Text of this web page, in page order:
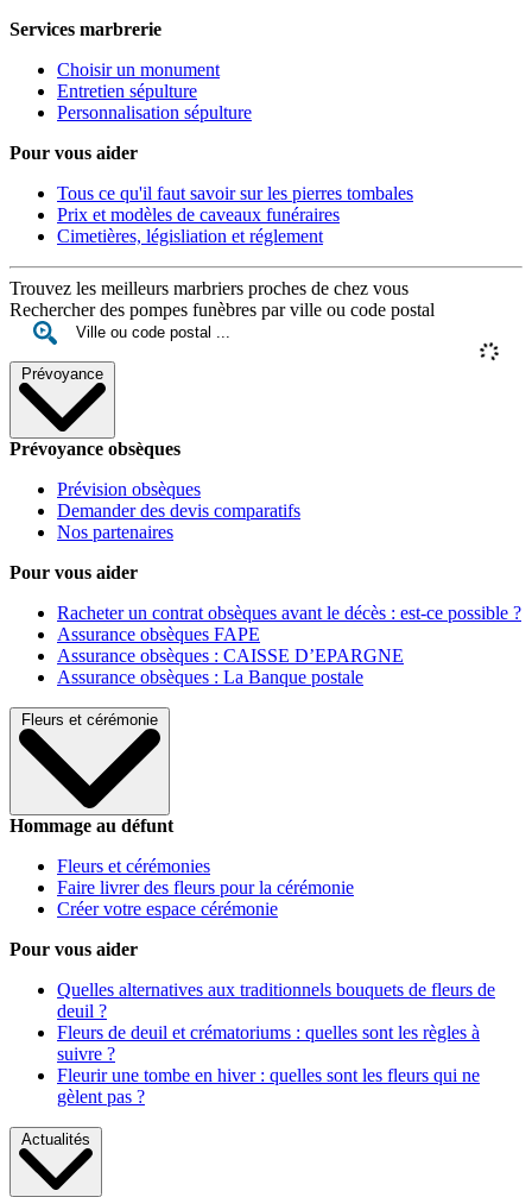
Services marbrerie
Choisir un monument
Entretien sépulture
Personnalisation sépulture
Pour vous aider
Tous ce qu'il faut savoir sur les pierres tombales
Prix et modèles de caveaux funéraires
Cimetières, législiation et réglement
Trouvez les meilleurs marbriers proches de chez vous
Rechercher des pompes funèbres par ville ou code postal
Prévoyance
Prévoyance obsèques
Prévision obsèques
Demander des devis comparatifs
Nos partenaires
Pour vous aider
Racheter un contrat obsèques avant le décès : est-ce possible ?
Assurance obsèques FAPE
Assurance obsèques : CAISSE D’EPARGNE
Assurance obsèques : La Banque postale
Fleurs et cérémonie
Hommage au défunt
Fleurs et cérémonies
Faire livrer des fleurs pour la cérémonie
Créer votre espace cérémonie
Pour vous aider
Quelles alternatives aux traditionnels bouquets de fleurs de
deuil ?
Fleurs de deuil et crématoriums : quelles sont les règles à
suivre ?
Fleurir une tombe en hiver : quelles sont les fleurs qui ne
gèlent pas ?
Actualités